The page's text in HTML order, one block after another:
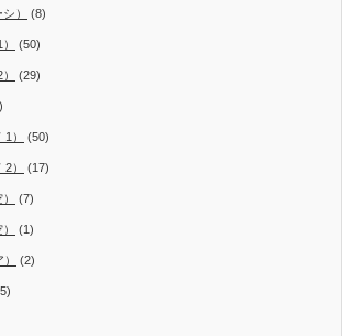
） (8)
(50)
(29)
） (50)
） (17)
(7)
(1)
(2)